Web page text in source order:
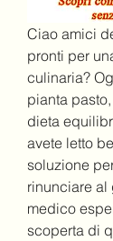
Ciao amici
pronti per
culinaria?
pianta
dieta
avete letto
soluzione
rinunciare al
medico
scoperta di